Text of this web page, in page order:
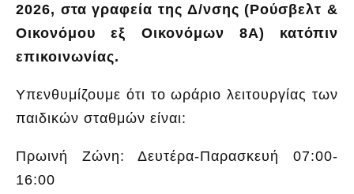
2026, στα γραφεία της Δ/νσης (Ρούσβελτ &
Οικονόμου εξ Οικονόμων 8Α) κατόπιν
επικοινωνίας.
Υπενθυμίζουμε ότι το ωράριο λειτουργίας των
παιδικών σταθμών είναι:
Πρωινή Ζώνη: Δευτέρα-Παρασκευή 07:00-
16:00